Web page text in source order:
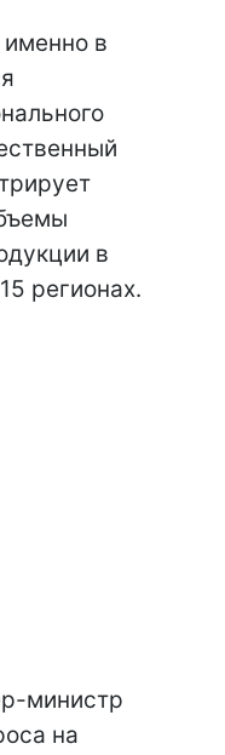
в
в
регионах.
министр
на